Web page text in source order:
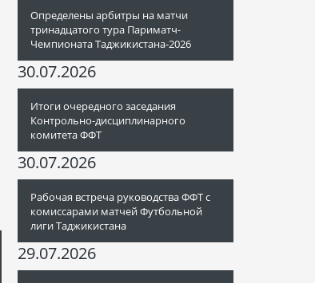
Определены арбитры на матчи
тринадцатого тура Париматч-
Чемпионата Таджикистана-2026
30.07.2026
Итоги очередного заседания
Контрольно-дисциплинарного
комитета ФФТ
30.07.2026
Рабочая встреча руководства ФФТ с
комиссарами матчей Футбольной
лиги Таджикистана
29.07.2026